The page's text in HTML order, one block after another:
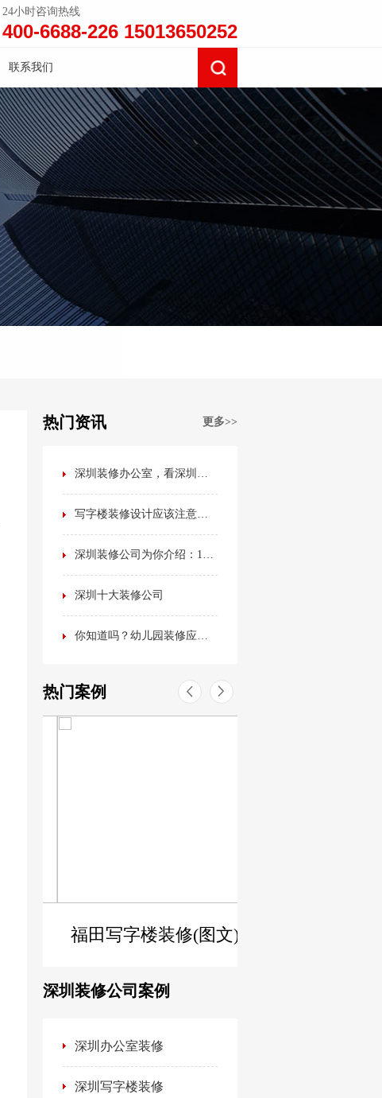
24小时咨询热线
400-6688-226 15013650252
联系我们
热门资讯 更多>>
深圳装修办公室，看深圳装修公司排名榜？不如看看这篇最全办公室装修攻略！
写字楼装修设计应该注意哪些事项？
深圳装修公司为你介绍：15种最流行的室内装修风格
深圳十大装修公司
你知道吗？幼儿园装修应该是这样的！
热门案例
福田写字楼装修(图文)
深圳装修公司案例
深圳办公室装修
深圳写字楼装修